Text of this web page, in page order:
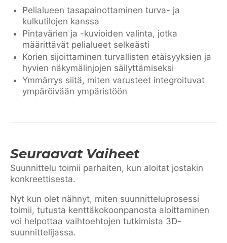
Pelialueen tasapainottaminen turva- ja
kulkutilojen kanssa
Pintavärien ja -kuvioiden valinta, jotka
määrittävät pelialueet selkeästi
Korien sijoittaminen turvallisten etäisyyksien ja
hyvien näkymälinjojen säilyttämiseksi
Ymmärrys siitä, miten varusteet integroituvat
ympäröivään ympäristöön
Seuraavat Vaiheet
Suunnittelu toimii parhaiten, kun aloitat jostakin
konkreettisesta.
Nyt kun olet nähnyt, miten suunnitteluprosessi
toimii, tutusta kenttäkokoonpanosta aloittaminen
voi helpottaa vaihtoehtojen tutkimista 3D-
suunnittelijassa.